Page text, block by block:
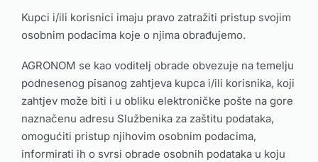
Kupci i/ili korisnici imaju pravo zatražiti pristup svojim
osobnim podacima koje o njima obrađujemo.
AGRONOM se kao voditelj obrade obvezuje na temelju
podnesenog pisanog zahtjeva kupca i/ili korisnika, koji
zahtjev može biti i u obliku elektroničke pošte na gore
naznačenu adresu Službenika za zaštitu podataka,
omogućiti pristup njihovim osobnim podacima,
informirati ih o svrsi obrade osobnih podataka u koju